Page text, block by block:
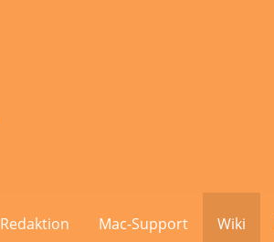
Redaktion Mac-Support Wiki